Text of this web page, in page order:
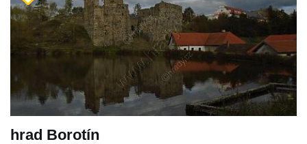
hrad Borotín